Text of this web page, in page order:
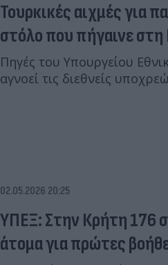
Τουρκικές αιχμές για
στόλο που πήγαινε στη
Πηγές του Υπουργείου
αγνοεί τις διεθνείς
02.05.2026 20:25
ΥΠΕΞ: Στην Κρήτη 176
άτομα για πρώτες